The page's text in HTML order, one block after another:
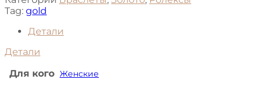
Tag: gold
Детали
Детали
Для кого Женские